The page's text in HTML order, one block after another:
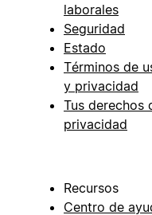
laborales
Seguridad
Estado
Términos de
y privacidad
Tus derechos
privacidad
Recursos
Centro de